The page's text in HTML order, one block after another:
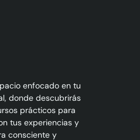
enfocado en tu
donde descubrirás
prácticos para
tus experiencias y
consciente y